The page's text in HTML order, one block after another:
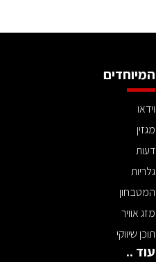
המיוחדים
וידאו
מגזין
דעות
גלריות
המטבחון
מזג אוויר
תוכן שיווקי
עוד ..